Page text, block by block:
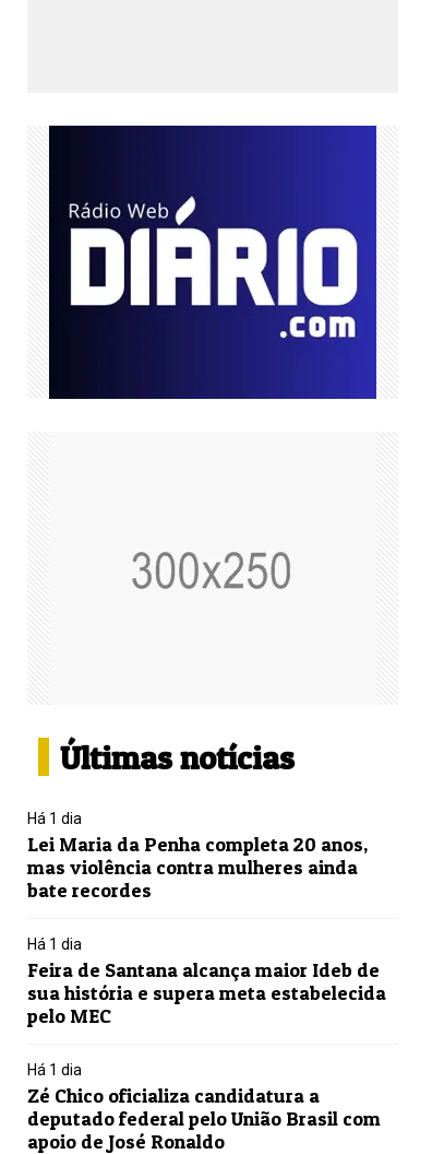
Últimas notícias
Há 1 dia
Lei Maria da Penha completa 20 anos,
mas violência contra mulheres ainda
bate recordes
Há 1 dia
Feira de Santana alcança maior Ideb de
sua história e supera meta estabelecida
pelo MEC
Há 1 dia
Zé Chico oficializa candidatura a
deputado federal pelo União Brasil com
apoio de José Ronaldo